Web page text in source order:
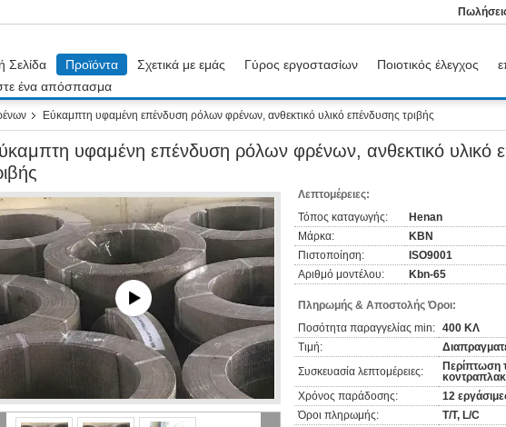
Σελίδα Προϊόντα Σχετικά με εμάς Γύρος εργοστασίων Ποιοτικός έλεγχος
ένα απόσπασμα
Εύκαμπτη υφαμένη επένδυση ρόλων φρένων, ανθεκτικό υλικό επένδυσης τριβής
υφαμένη επένδυση ρόλων φρένων, ανθεκτικό υλικό
Λεπτομέρειες:
Τόπος καταγωγής:
Henan
Μάρκα:
KBN
Πιστοποίηση:
ISO9001
Αριθμό μοντέλου:
Kbn-65
Πληρωμής & Αποστολής Όροι:
Ποσότητα παραγγελίας min: 400 ΚΛ
Τιμή:
Συσκευασία λεπτομέρειες:
Περίπτωση
Χρόνος παράδοσης:
12
Όροι πληρωμής:
T/T, L/C